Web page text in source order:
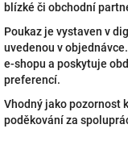
blízké či obchodní
Poukaz je vystaven v
uvedenou v
e-shopu a poskytuje
preferencí.
Vhodný jako pozornost
poděkování za